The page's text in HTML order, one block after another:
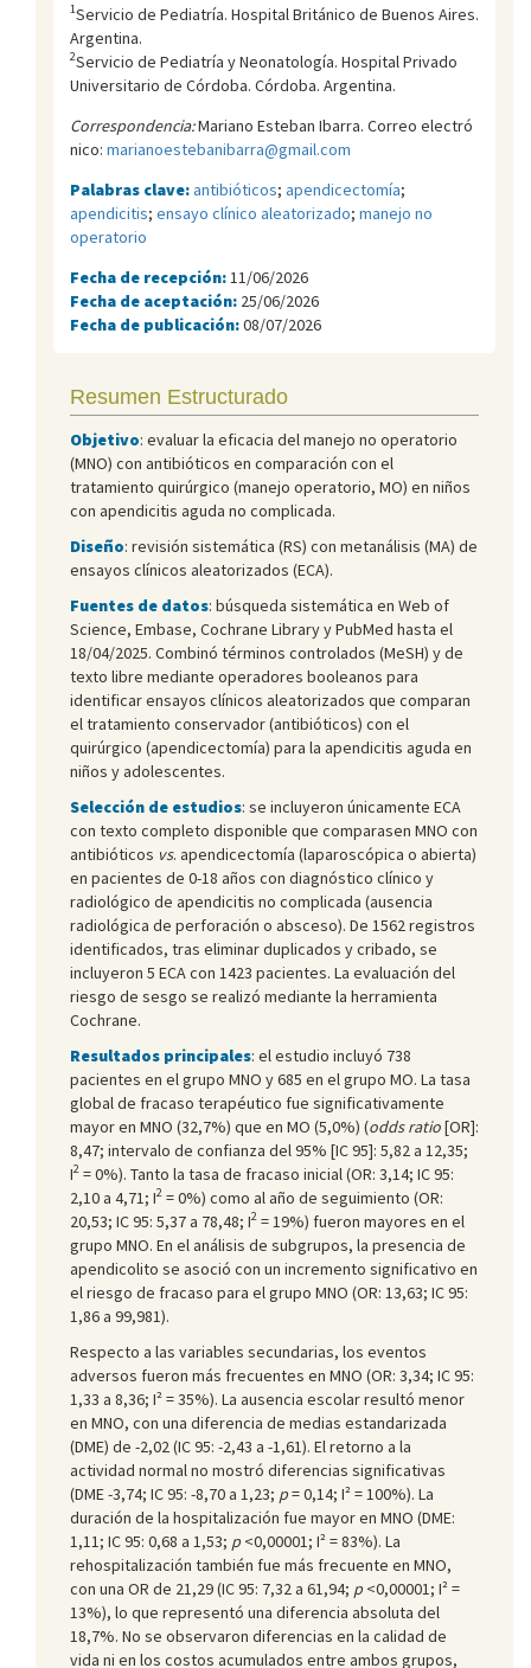
1Servicio de Pediatría. Hospital Británico de Buenos Aires.
Argentina.
2Servicio de Pediatría y Neonatología. Hospital Privado
Universitario de Córdoba. Córdoba. Argentina.
Correspondencia:Mariano Esteban Ibarra. Correo electró
nico: marianoestebanibarra@gmail.com
Palabras clave:antibióticos; apendicectomía;
apendicitis; ensayo clínico aleatorizado; manejo no
operatorio
Fecha de recepción: 11/06/2026
Fecha de aceptación: 25/06/2026
Fecha de publicación:08/07/2026
Resumen Estructurado
Objetivo: evaluar la eficacia del manejo no operatorio
(MNO) con antibióticos en comparación con el
tratamiento quirúrgico (manejo operatorio, MO) en niños
con apendicitis aguda no complicada.
Diseño: revisión sistemática (RS) con metanálisis (MA) de
ensayos clínicos aleatorizados (ECA).
Fuentes de datos: búsqueda sistemática en Web of
Science, Embase, Cochrane Library y PubMed hasta el
18/04/2025. Combinó términos controlados (MeSH) y de
texto libre mediante operadores booleanos para
identificar ensayos clínicos aleatorizados que comparan
el tratamiento conservador (antibióticos) con el
quirúrgico (apendicectomía) para la apendicitis aguda en
niños y adolescentes.
Selección de estudios: se incluyeron únicamente ECA
con texto completo disponible que comparasen MNO con
antibióticos vs. apendicectomía (laparoscópica o abierta)
en pacientes de 0-18 años con diagnóstico clínico y
radiológico de apendicitis no complicada (ausencia
radiológica de perforación o absceso). De 1562 registros
identificados, tras eliminar duplicados y cribado, se
incluyeron 5 ECA con 1423 pacientes. La evaluación del
riesgo de sesgo se realizó mediante la herramienta
Cochrane.
Resultados principales: el estudio incluyó 738
pacientes en el grupo MNO y 685 en el grupo MO. La tasa
global de fracaso terapéutico fue significativamente
mayor en MNO (32,7%) que en MO (5,0%) (odds ratio[OR]:
8,47; intervalo de confianza del 95% [IC 95]: 5,82 a 12,35;
I2 = 0%). Tanto la tasa de fracaso inicial (OR: 3,14; IC 95:
2,10 a 4,71; I2 = 0%) como al año de seguimiento (OR:
20,53; IC 95: 5,37 a 78,48; I2 = 19%) fueron mayores en el
grupo MNO. En el análisis de subgrupos, la presencia de
apendicolito se asoció con un incremento significativo en
el riesgo de fracaso para el grupo MNO (OR: 13,63; IC 95:
1,86 a 99,981).
Respecto a las variables secundarias, los eventos
adversos fueron más frecuentes en MNO (OR: 3,34; IC 95:
1,33 a 8,36; I² = 35%). La ausencia escolar resultó menor
en MNO, con una diferencia de medias estandarizada
(DME) de -2,02 (IC 95: -2,43 a -1,61). El retorno a la
actividad normal no mostró diferencias significativas
(DME -3,74; IC 95: -8,70 a 1,23; p= 0,14; I² = 100%). La
duración de la hospitalización fue mayor en MNO (DME:
1,11; IC 95: 0,68 a 1,53; p <0,00001; I² = 83%). La
rehospitalización también fue más frecuente en MNO,
con una OR de 21,29 (IC 95: 7,32 a 61,94; p <0,00001; I² =
13%), lo que representó una diferencia absoluta del
18,7%. No se observaron diferencias en la calidad de
vida ni en los costos acumulados entre ambos grupos,